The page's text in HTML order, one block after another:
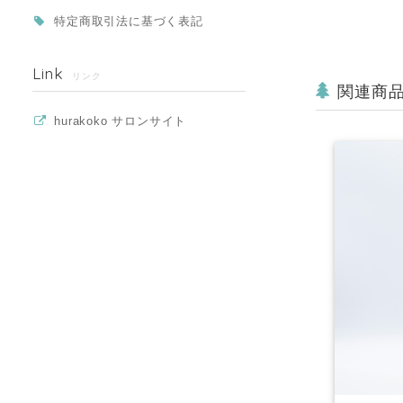
特定商取引法に基づく表記
Link リンク
hurakoko サロンサイト
関連商